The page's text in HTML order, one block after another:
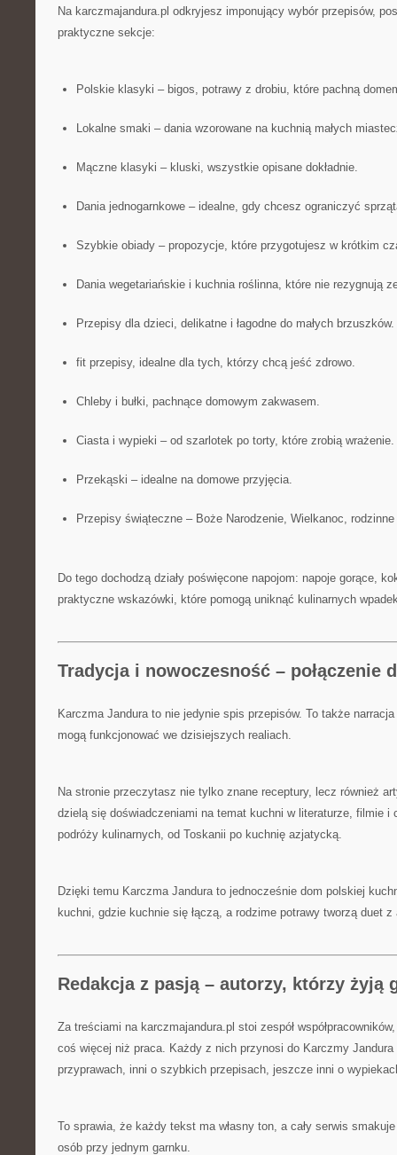
Na karczmajandura.pl odkryjesz imponujący wybór przepisów,
praktyczne sekcje:
Polskie klasyki – bigos, potrawy z drobiu, które pachną
Lokalne smaki – dania wzorowane na kuchnią małych
Mączne klasyki – kluski, wszystkie opisane dokładnie.
Dania jednogarnkowe – idealne, gdy chcesz ograniczyć
Szybkie obiady – propozycje, które przygotujesz w krótkim
Dania wegetariańskie i kuchnia roślinna, które nie rezygnują
Przepisy dla dzieci, delikatne i łagodne do małych brzuszków.
fit przepisy, idealne dla tych, którzy chcą jeść zdrowo.
Chleby i bułki, pachnące domowym zakwasem.
Ciasta i wypieki – od szarlotek po torty, które zrobią wrażenie.
Przekąski – idealne na domowe przyjęcia.
Przepisy świąteczne – Boże Narodzenie, Wielkanoc,
Do tego dochodzą działy poświęcone napojom: napoje gorące,
praktyczne wskazówki, które pomogą uniknąć kulinarnych
Tradycja i nowoczesność – połączenie
Karczma Jandura to nie jedynie spis przepisów. To także
mogą funkcjonować we dzisiejszych realiach.
Na stronie przeczytasz nie tylko znane receptury, lecz również
dzielą się doświadczeniami na temat kuchni w literaturze, filmie i
podróży kulinarnych, od Toskanii po kuchnię azjatycką.
Dzięki temu Karczma Jandura to jednocześnie dom polskiej
kuchni, gdzie kuchnie się łączą, a rodzime potrawy tworzą duet
Redakcja z pasją – autorzy, którzy żyją
Za treściami na karczmajandura.pl stoi zespół
coś więcej niż praca. Każdy z nich przynosi do Karczmy
przyprawach, inni o szybkich przepisach, jeszcze inni o
To sprawia, że każdy tekst ma własny ton, a cały serwis
osób przy jednym garnku.